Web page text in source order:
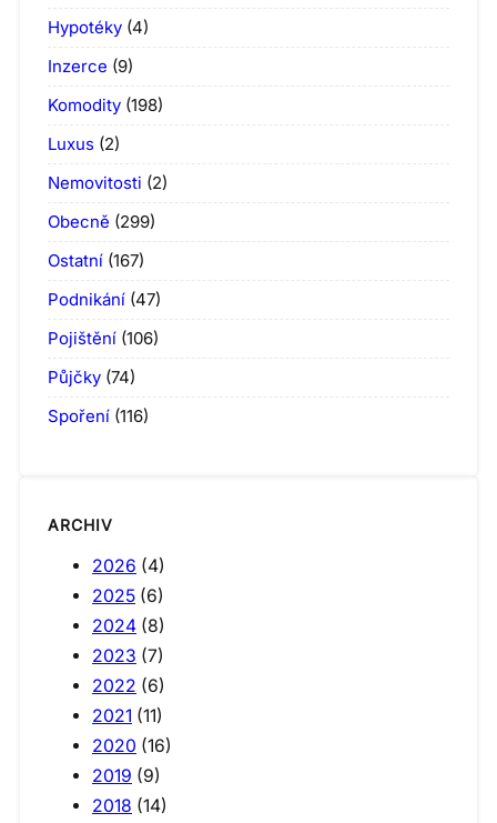
Hypotéky (4)
Inzerce (9)
Komodity (198)
Luxus (2)
Nemovitosti (2)
Obecně (299)
Ostatní (167)
Podnikání (47)
Pojištění (106)
Půjčky (74)
Spoření (116)
ARCHIV
2026 (4)
2025 (6)
2024 (8)
2023 (7)
2022 (6)
2021 (11)
2020 (16)
2019 (9)
2018 (14)